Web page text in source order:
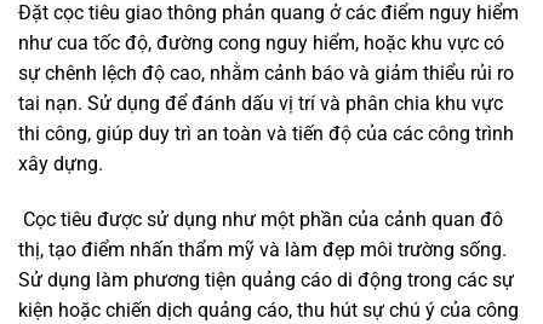
Đặt cọc tiêu giao thông phản quang ở các điểm nguy hiểm
như cua tốc độ, đường cong nguy hiểm, hoặc khu vực có
sự chênh lệch độ cao, nhằm cảnh báo và giảm thiểu rủi ro
tai nạn. Sử dụng để đánh dấu vị trí và phân chia khu vực
thi công, giúp duy trì an toàn và tiến độ của các công trình
xây dựng.
Cọc tiêu được sử dụng như một phần của cảnh quan đô
thị, tạo điểm nhấn thẩm mỹ và làm đẹp môi trường sống.
Sử dụng làm phương tiện quảng cáo di động trong các sự
kiện hoặc chiến dịch quảng cáo, thu hút sự chú ý của công